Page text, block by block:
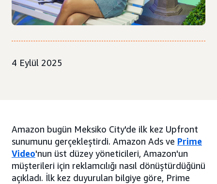
4 Eylül 2025
Amazon bugün Meksiko City'de ilk kez Upfront
sunumunu gerçekleştirdi. Amazon Ads ve Prime
Video'nun üst düzey yöneticileri, Amazon'un
müşterileri için reklamcılığı nasıl dönüştürdüğünü
açıkladı. İlk kez duyurulan bilgiye göre, Prime